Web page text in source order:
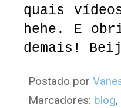
quais
hehe. E
demais!
Postado por
Marcadores: blog,